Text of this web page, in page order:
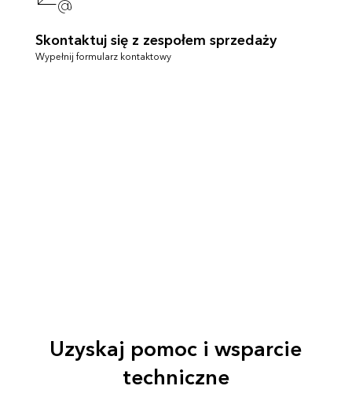
Skontaktuj się z zespołem sprzedaży
Wypełnij formularz kontaktowy
Uzyskaj pomoc i wsparcie
techniczne